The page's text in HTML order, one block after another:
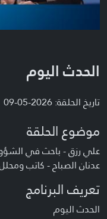
الحدث اليوم
تاريخ الحلقة: 2026-05-09
موضوع الحلقة
علي رزق - باحث في
عدنان الصباح - كاتب
تعريف البرنامج
الحدث اليوم